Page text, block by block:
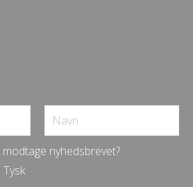
nyhedsbrevet?
Tysk